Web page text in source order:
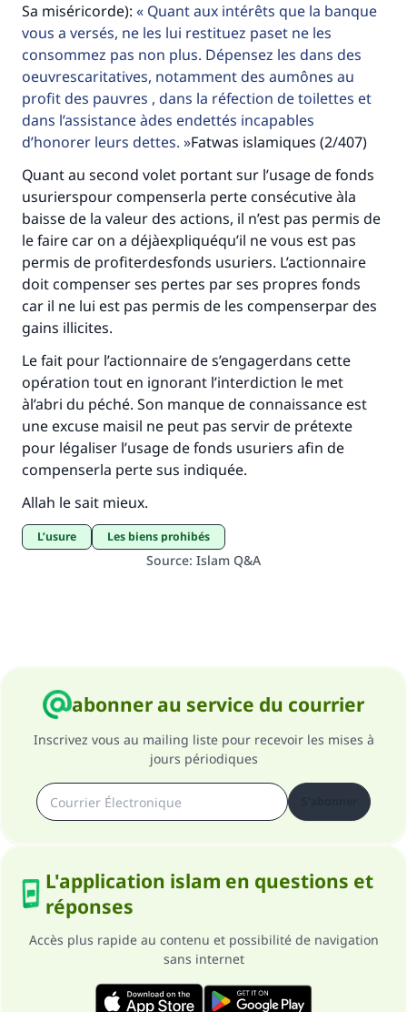
Sa miséricorde):
Quant aux intérêts que la banque
vous a versés, ne les lui restituez paset ne les
consommez pas non plus. Dépensez les dans des
oeuvrescaritatives, notamment des aumônes au
profit des pauvres , dans la réfection de toilettes et
dans l’assistance àdes endettés incapables
d’honorer leurs dettes.
Fatwas islamiques (2/407)
Quant au second volet portant sur l’usage de fonds
usurierspour compenserla perte consécutive àla
baisse de la valeur des actions, il n’est pas permis de
le faire car on a déjàexpliquéqu’il ne vous est pas
permis de profiterdesfonds usuriers. L’actionnaire
doit compenser ses pertes par ses propres fonds
car il ne lui est pas permis de les compenserpar des
gains illicites.
Le fait pour l’actionnaire de s’engagerdans cette
opération tout en ignorant l’interdiction le met
àl’abri du péché. Son manque de connaissance est
une excuse maisil ne peut pas servir de prétexte
pour légaliser l’usage de fonds usuriers afin de
compenserla perte sus indiquée.
Allah le sait mieux.
L’usure Les biens prohibés
Source: Islam Q&A
abonner au service du courrier
Inscrivez vous au mailing liste pour recevoir les mises à
jours périodiques
L'application islam en questions et
réponses
Accès plus rapide au contenu et possibilité de navigation
sans internet
Soutenez IslamQA